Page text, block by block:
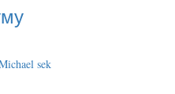
sek